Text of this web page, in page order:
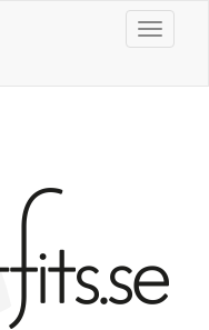
Slå på/